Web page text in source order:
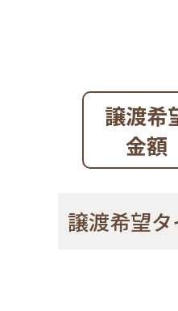
譲渡希
金額
譲渡希望